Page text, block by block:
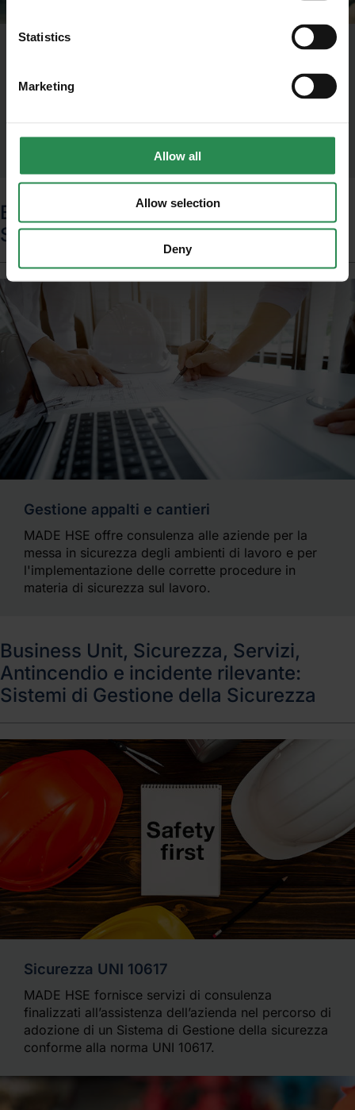
Statistics
Marketing
Allow all
Allow selection
Deny
Sulla base delle disposizioni dell’art.31 comma 1
del D.Lgs.81/08, MADE HSE fornisce alla propria
Business Unit, Sicurezza, Servizi:
Sistemi di Gestione della Sicurezza
Gestione appalti e cantieri
MADE HSE offre consulenza alle aziende per la
messa in sicurezza degli ambienti di lavoro e per
l'implementazione delle corrette procedure in
materia di sicurezza sul lavoro.
Business Unit, Sicurezza, Servizi,
Antincendio e incidente rilevante:
Sistemi di Gestione della Sicurezza
Sicurezza UNI 10617
MADE HSE fornisce servizi di consulenza
finalizzati all’assistenza dell’azienda nel percorso di
adozione di un Sistema di Gestione della sicurezza
conforme alla norma UNI 10617.